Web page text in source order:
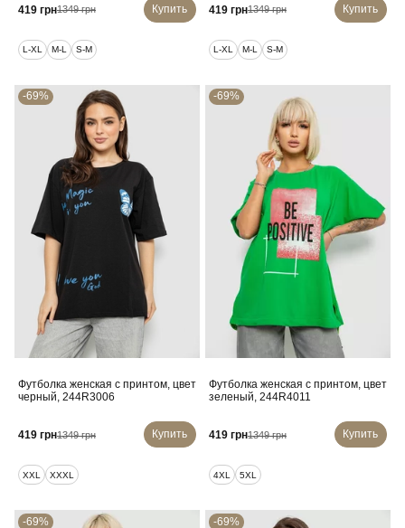
419 грн1349 грн Купить
L-XL M-L S-M
419 грн1349 грн Купить
L-XL M-L S-M
-69%
Футболка женская с принтом, цвет
черный, 244R3006
419 грн1349 грн Купить
XXL XXXL
-69%
Футболка женская с принтом, цвет
зеленый, 244R4011
419 грн1349 грн Купить
4XL 5XL
-69% -69%